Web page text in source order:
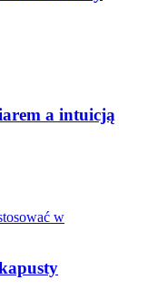
a intuicją